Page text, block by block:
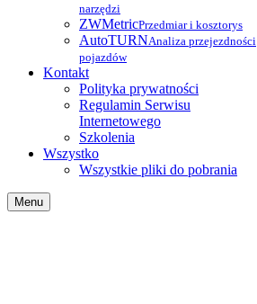
narzędzi
ZWMetricPrzedmiar i kosztorys
AutoTURNAnaliza przejezdności
pojazdów
Kontakt
Polityka prywatności
Regulamin Serwisu
Internetowego
Szkolenia
Wszystko
Wszystkie pliki do pobrania
Menu